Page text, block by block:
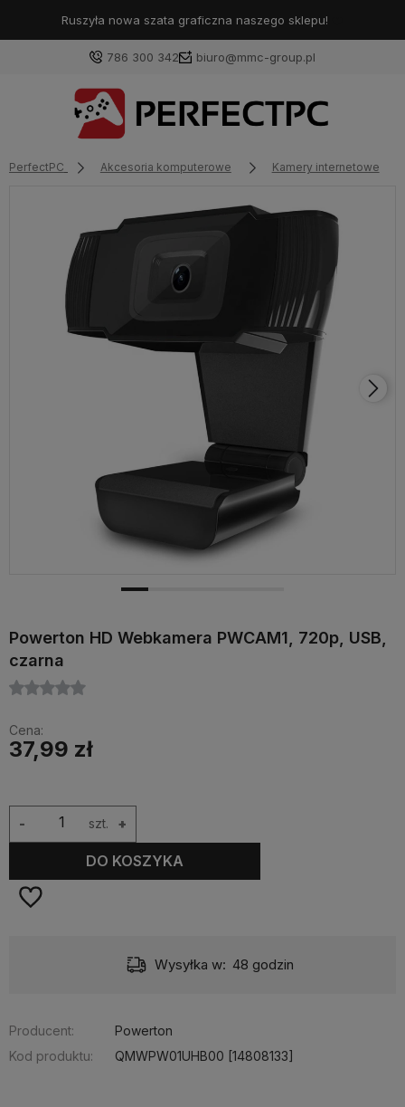
Ruszyła nowa szata graficzna naszego sklepu!
786 300 342 biuro@mmc-group.pl
PerfectPC Akcesoria komputerowe Kamery internetowe
Powerton HD Webkamera PWCAM1, 720p, USB,
czarna
Cena:
37,99 zł
szt. +
-
DO KOSZYKA
Wysyłka w: 48 godzin
Producent:
Powerton
Kod produktu:
QMWPW01UHB00 [14808133]